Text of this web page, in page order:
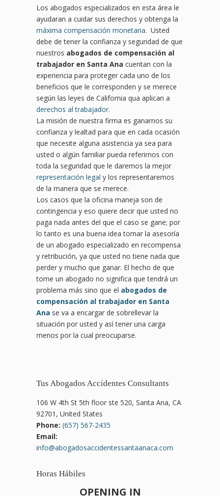
Los abogados especializados en esta área le
ayudaran a cuidar sus derechos y obtenga la
máxima compensación monetaria. Usted
debe de tener la confianza y seguridad de que
nuestros abogados de compensación al
trabajador en Santa Ana cuentan con la
experiencia para proteger cada uno de los
beneficios que le corresponden y se merece
según las leyes de California qua aplican a
derechos al trabajador.
La misión de nuestra firma es ganarnos su
confianza y lealtad para que en cada ocasión
que necesite alguna asistencia ya sea para
usted o algún familiar pueda referirnos con
toda la seguridad que le daremos la mejor
representación legal y los representaremos
de la manera que se merece.
Los casos que la oficina maneja son de
contingencia y eso quiere decir que usted no
paga nada antes del que el caso se gane; por
lo tanto es una buena idea tomar la asesoría
de un abogado especializado en recompensa
y retribución, ya que usted no tiene nada que
perder y mucho que ganar. El hecho de que
tome un abogado no significa que tendrá un
problema más sino que el abogados de
compensación al trabajador en Santa
Ana se va a encargar de sobrellevar la
situación por usted y así tener una carga
menos por la cual preocuparse.
Tus Abogados Accidentes Consultants
106 W 4th St 5th floor ste 520, Santa Ana, CA
92701, United States
Phone: (657) 567-2435
Email:
info@abogadosaccidentessantaanaca.com
Horas Hábiles
OPENING IN